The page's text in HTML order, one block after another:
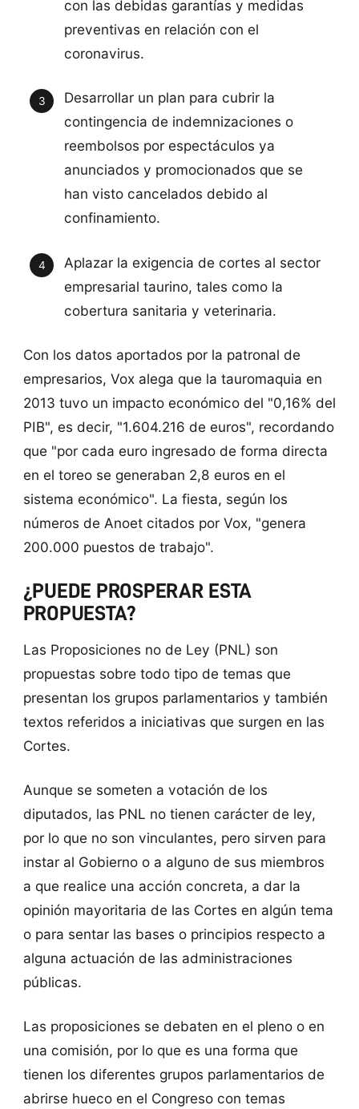
con las debidas garantías y medidas
preventivas en relación con el
coronavirus.
Desarrollar un plan para cubrir la
contingencia de indemnizaciones o
reembolsos por espectáculos ya
anunciados y promocionados que se
han visto cancelados debido al
confinamiento.
Aplazar la exigencia de cortes al sector
empresarial taurino, tales como la
cobertura sanitaria y veterinaria.
Con los datos aportados por la patronal de
empresarios, Vox alega que la tauromaquia en
2013 tuvo un impacto económico del "0,16% del
PIB", es decir, "1.604.216 de euros", recordando
que "por cada euro ingresado de forma directa
en el toreo se generaban 2,8 euros en el
sistema económico". La fiesta, según los
números de Anoet citados por Vox, "genera
200.000 puestos de trabajo".
¿PUEDE PROSPERAR ESTA
PROPUESTA?
Las Proposiciones no de Ley (PNL) son
propuestas sobre todo tipo de temas que
presentan los grupos parlamentarios y también
textos referidos a iniciativas que surgen en las
Cortes.
Aunque se someten a votación de los
diputados, las PNL no tienen carácter de ley,
por lo que no son vinculantes, pero sirven para
instar al Gobierno o a alguno de sus miembros
a que realice una acción concreta, a dar la
opinión mayoritaria de las Cortes en algún tema
o para sentar las bases o principios respecto a
alguna actuación de las administraciones
públicas.
Las proposiciones se debaten en el pleno o en
una comisión, por lo que es una forma que
tienen los diferentes grupos parlamentarios de
abrirse hueco en el Congreso con temas